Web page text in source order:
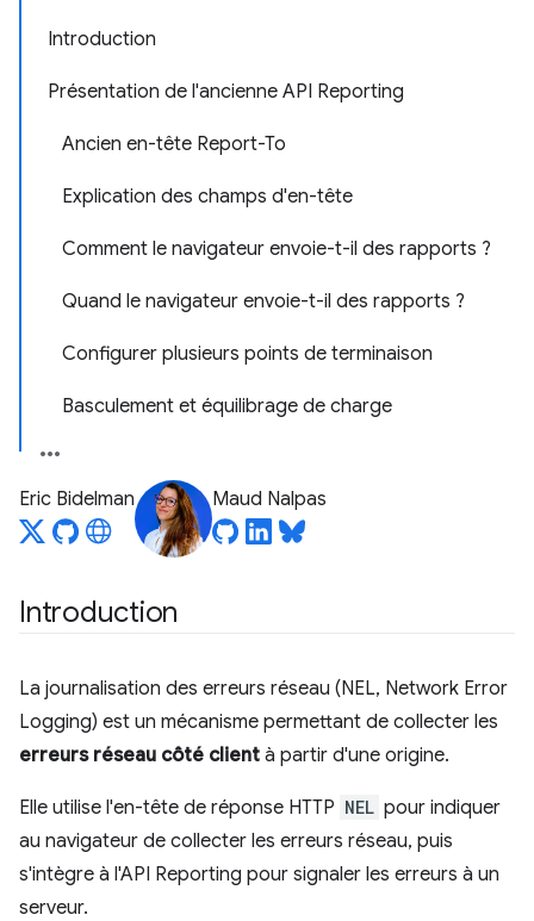
Introduction
Présentation de l'ancienne API Reporting
Ancien en-tête Report-To
Explication des champs d'en-tête
Comment le navigateur envoie-t-il des rapports ?
Quand le navigateur envoie-t-il des rapports ?
Configurer plusieurs points de terminaison
Basculement et équilibrage de charge
Eric Bidelman Maud Nalpas
Introduction
La journalisation des erreurs réseau (NEL, Network Error
Logging) est un mécanisme permettant de collecter les
erreurs réseau côté client à partir d'une origine.
Elle utilise l'en-tête de réponse HTTP NEL pour indiquer
au navigateur de collecter les erreurs réseau, puis
s'intègre à l'API Reporting pour signaler les erreurs à un
serveur.